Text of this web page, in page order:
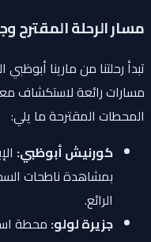
مسار الرحلة المقترح
تبدأ رحلتنا من مارينا
مسارات رائعة لاستكشاف
المحطات المقترحة ما يلي:
كورنيش أبوظبي:
بمشاهدة ناطحات
الرائع.
جزيرة لولو:محطة